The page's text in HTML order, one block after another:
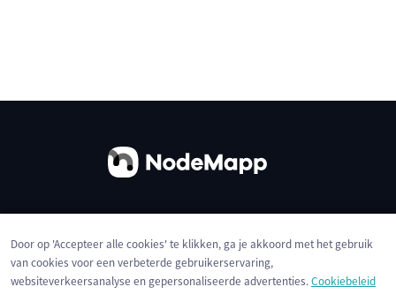
Privacybeleid Cookies
Door op 'Accepteer alle cookies' te klikken, ga je akkoord met het gebruik
van cookies voor een verbeterde gebruikerservaring,
websiteverkeersanalyse en gepersonaliseerde advertenties.Cookiebeleid